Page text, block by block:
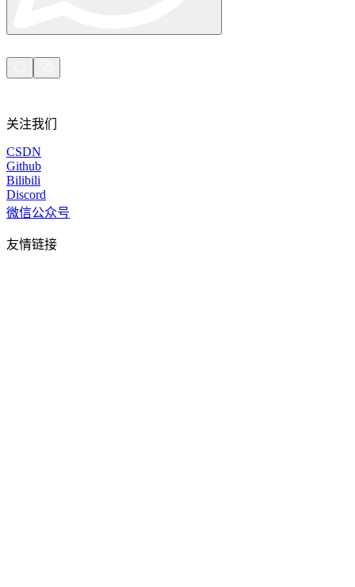
关注我们
CSDN
Github
Bilibili
Discord
微信公众号
友情链接